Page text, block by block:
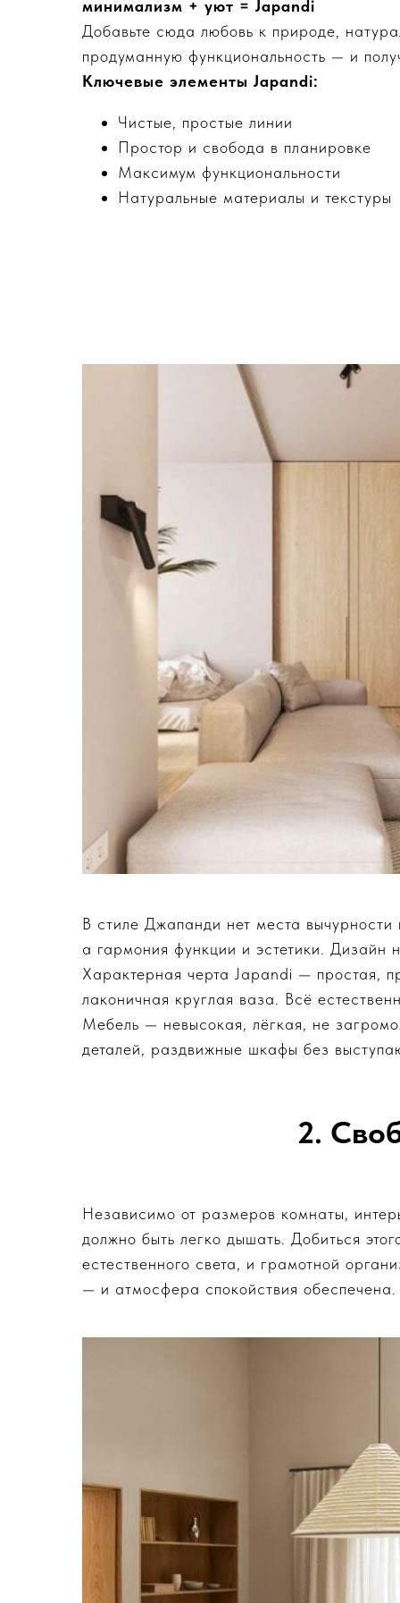
минимализм + уют = Japandi
Добавьте сюда любовь к природе,
продуманную функциональность — и
Ключевые элементы Japandi:
Чистые, простые линии
Простор и свобода в планировке
Максимум функциональности
Натуральные материалы и текстуры
В стиле Джапанди нет места
а гармония функции и эстетики. Дизайн
Характерная черта Japandi — простая,
лаконичная круглая ваза. Всё
Мебель — невысокая, лёгкая, не
деталей, раздвижные шкафы без
2.
Независимо от размеров комнаты,
должно быть легко дышать. Добиться
естественного света, и грамотной
— и атмосфера спокойствия обеспечена.